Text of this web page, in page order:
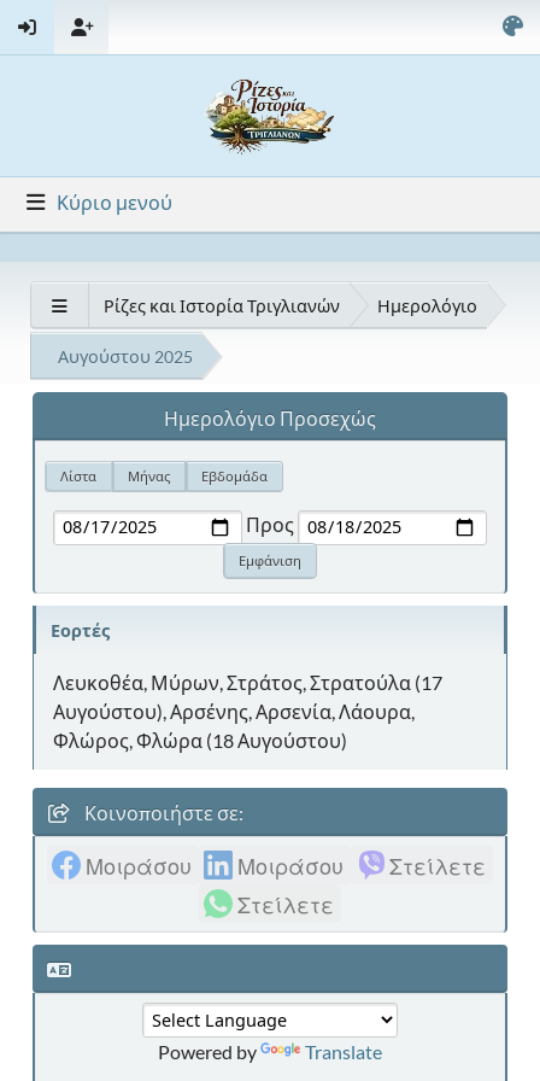
Κύριο μενού
Ρίζες και Ιστορία Τριγλιανών Ημερολόγιο
Αυγούστου 2025
Ημερολόγιο Προσεχώς
Λίστα Μήνας Εβδομάδα
Προς
Εορτές
Λευκοθέα, Μύρων, Στράτος, Στρατούλα (17
Αυγούστου), Αρσένης, Αρσενία, Λάουρα,
Φλώρος, Φλώρα (18 Αυγούστου)
Κοινοποιήστε σε:
Μοιράσου Μοιράσου
Στείλετε
Στείλετε
Powered by Translate